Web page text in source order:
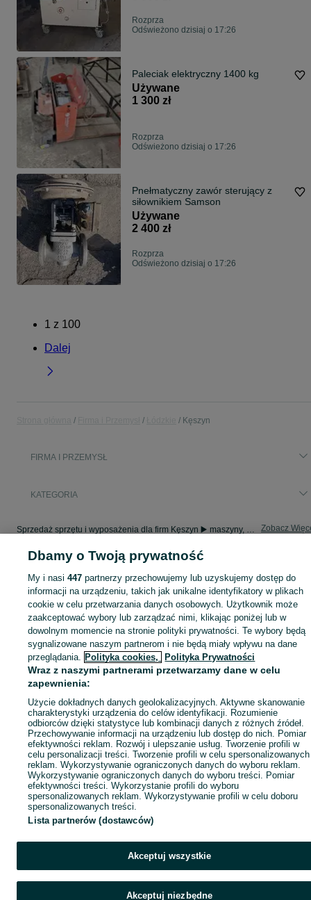
Rozprza
Odświeżono dzisiaj o 17:26
Paleciak elektryczny 1400 kg
Używane
1 300 zł
Rozprza
Odświeżono dzisiaj o 17:26
Pnełmatyczny zawór sterujący z
siłownikiem Samson
Używane
2 400 zł
Rozprza
Odświeżono dzisiaj o 17:26
1 z 100
Dalej
Kęszyn
FIRMA I PRZEMYSŁ
KATEGORIA
Sprzedaż sprzętu i wyposażenia dla firm Kęszyn ▶️ maszyny, biuro i inne ✅ Nowe i używane w atrakcyjnych cenach ✌ Sprawdź oferty na OLX.pl! Zobacz
Mapa kategorii
Mapa miejscowości
Mapa ministron
Popularne wyszukiwania
Dbamy o Twoją prywatność
My i nasi447 partnerzy przechowujemy lub uzyskujemy dostęp do
informacji na urządzeniu, takich jak unikalne identyfikatory w plikach
cookie w celu przetwarzania danych osobowych. Użytkownik może
zaakceptować wybory lub zarządzać nimi, klikając poniżej lub w
dowolnym momencie na stronie polityki prywatności. Te wybory będą
sygnalizowane naszym partnerom i nie będą miały wpływu na dane
przeglądania. Polityka cookies, Polityka Prywatności
Wraz z naszymi partnerami przetwarzamy dane w celu
zapewnienia:
Użycie dokładnych danych geolokalizacyjnych. Aktywne skanowanie
charakterystyki urządzenia do celów identyfikacji. Rozumienie
odbiorców dzięki statystyce lub kombinacji danych z różnych źródeł.
Przechowywanie informacji na urządzeniu lub dostęp do nich. Pomiar
efektywności reklam. Rozwój i ulepszanie usług. Tworzenie profili w
celu personalizacji treści. Tworzenie profili w celu spersonalizowanych
reklam. Wykorzystywanie ograniczonych danych do wyboru reklam.
Wykorzystywanie ograniczonych danych do wyboru treści. Pomiar
efektywności treści. Wykorzystanie profili do wyboru
spersonalizowanych reklam. Wykorzystywanie profili w celu doboru
spersonalizowanych treści.
Lista partnerów (dostawców)
Akceptuj wszystkie
Akceptuj niezbędne